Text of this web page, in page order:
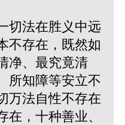
切法在胜义中远
不存在，既然如
净、最究竟清
所知障等安立不
万法自性不存在
在，十种善业、